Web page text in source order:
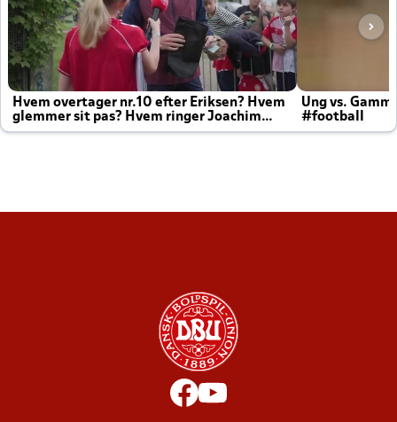
Hvem overtager nr.10 efter Eriksen? Hvem
glemmer sit pas? Hvem ringer Joachim
altid til efter kampe?
Ung vs.
#football